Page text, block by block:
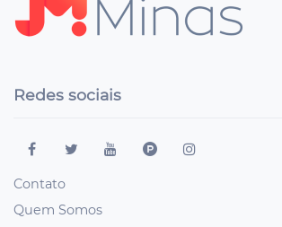
Redes sociais
Contato
Quem Somos